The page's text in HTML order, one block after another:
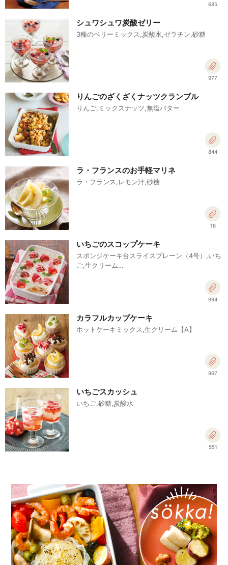
685
シュワシュワ炭酸ゼリー
3種のベリーミックス,炭酸水,ゼラチン,砂糖
977
りんごのざくざくナッツクランブル
りんご,ミックスナッツ,無塩バター
844
ラ・フランスのお手軽マリネ
ラ・フランス,レモン汁,砂糖
18
いちごのスコップケーキ
スポンジケーキ台スライスプレーン（4号）,いち
ご,生クリーム…
994
カラフルカップケーキ
ホットケーキミックス,生クリーム【A】
967
いちごスカッシュ
いちご,砂糖,炭酸水
551